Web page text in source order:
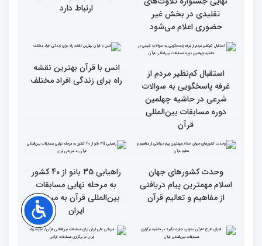
گزارش تصویری اولین روز
رقابت بخش بانوان چهلمین
دوره مسابقات بین المللی
قرآن کریم (بخش دوم)
رقابت بخش بانوان چهلمین
قرآن کریم (بخش اول)
سوم اسفند، نتایج مرحله
نهایی جشنواره تلاوت‌های
تقلیدی در بخش غیر
حضوری اعلام می‌شود
ارتباط دارد
استقبال کم‌نظیر مردم از
شرعی در حاشیه چهلمین
دوره مسابقات بین‌المللی
انس با قرآن بهترین نقشه
راه برای زندگی افراد مختلف